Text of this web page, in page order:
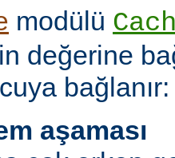
modülü
değerine
bağlanır:
aşaması